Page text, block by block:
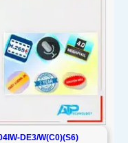
DE3/W(C0)(S6)